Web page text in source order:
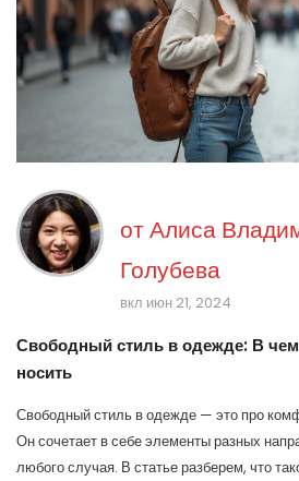
отАлиса
Голубева
вкл июн 21, 2024
Свободный стиль в одежде: В чем
носить
Свободный стиль в одежде — это про
Он сочетает в себе элементы разных
любого случая. В статье разберем, что